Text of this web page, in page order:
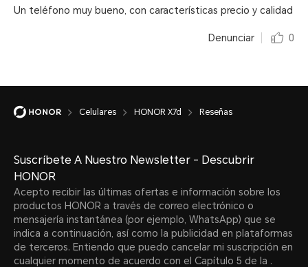
Un teléfono muy bueno, con características precio y calidad
Denunciar 0
Celulares HONOR X7d Reseñas
Suscríbete A Nuestro Newsletter - Descubrir
HONOR
Acepto recibir las últimas ofertas e información sobre los
productos HONOR a través de correo electrónico o
mensajería instantánea (por ejemplo, WhatsApp) que se
indica a continuación, así como la publicidad en plataformas
de terceros. Entiendo que puedo cancelar mi suscripción en
cualquier momento de acuerdo con el Capítulo 5 de la .